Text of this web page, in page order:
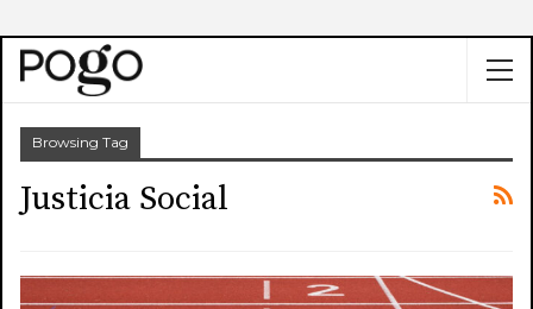
Browsing Tag
Justicia Social